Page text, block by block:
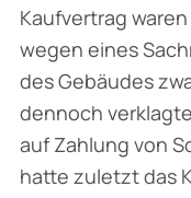
Kaufvertrag
wegen eines
des Gebäudes
dennoch
auf Zahlung von
hatte zuletzt das